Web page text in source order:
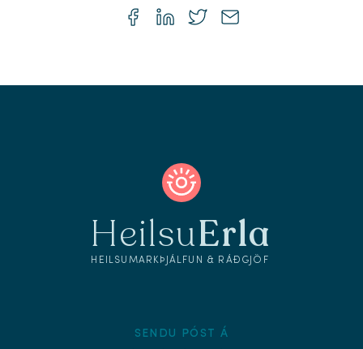
HeilsuErla
HEILSUMARKÞJÁLFUN & RÁÐGJÖF
SENDU PÓST Á